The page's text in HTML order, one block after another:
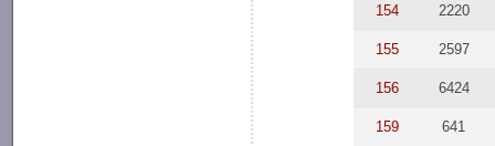
154 2220
155 2597
156 6424
159 641